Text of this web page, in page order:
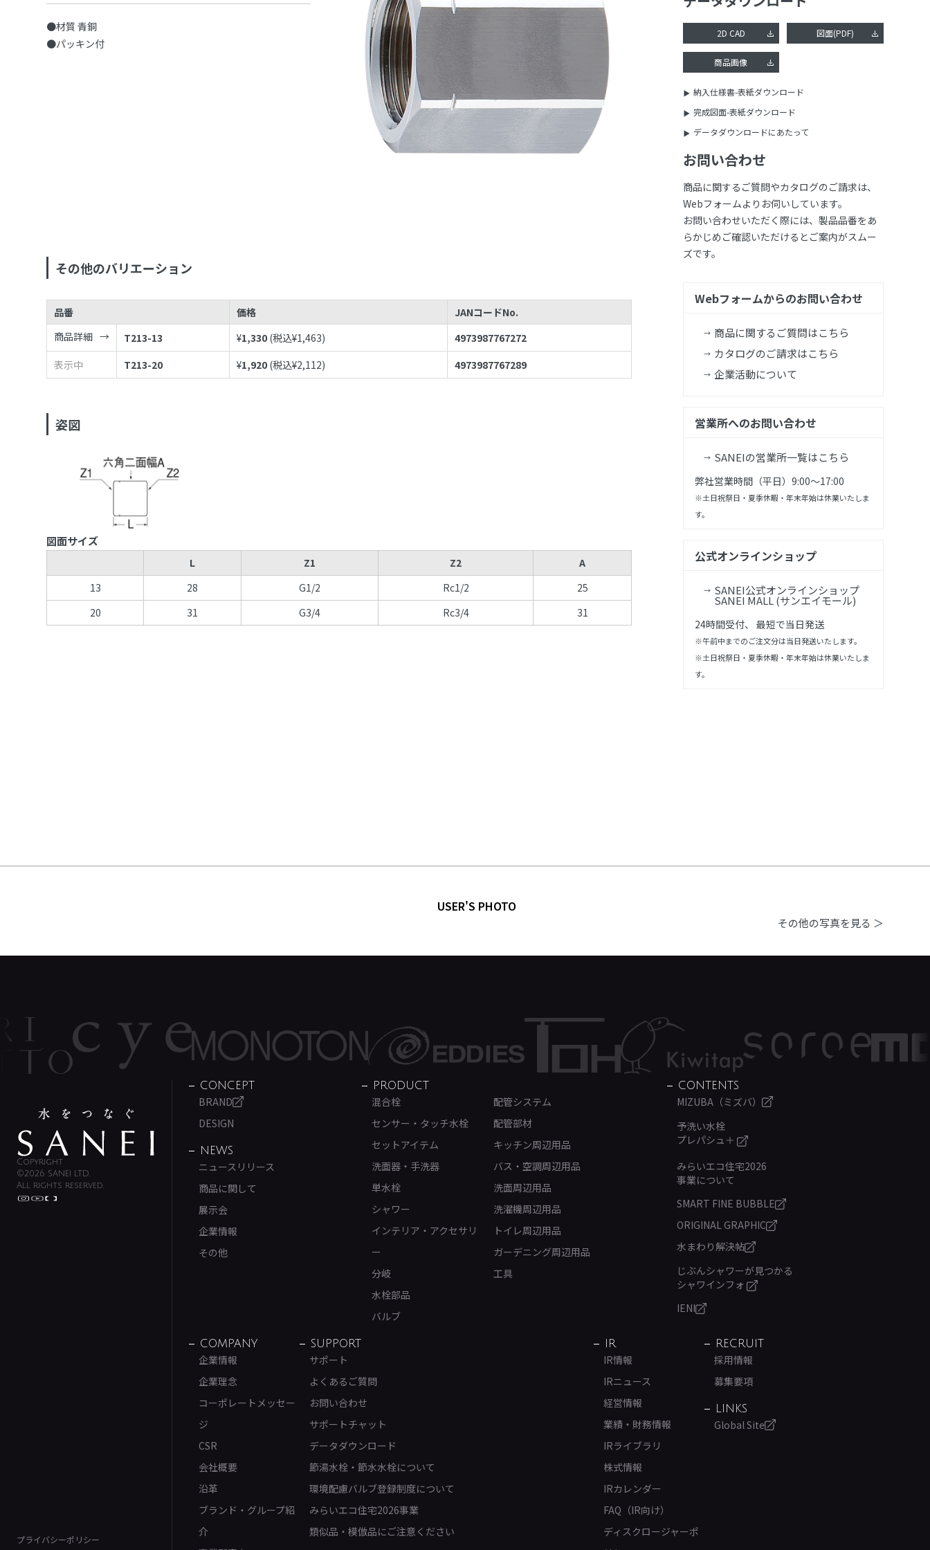
●材質 青銅
●パッキン付
その他のバリエーション
品番 価格
JANコードNo.
商品詳細
T213-13 ¥1,330 (税込¥1,463)
4973987767272
表示中
T213-20 ¥1,920 (税込¥2,112) 4973987767289
姿図
図面サイズ
L Z1 Z2
A
13
28 G1/2 Rc1/2
25
20
31 G3/4 Rc3/4 31
2D CAD 図面(PDF)
商品画像
納入仕様書-表紙ダウンロード
完成図面-表紙ダウンロード
データダウンロードにあたって
お問い合わせ
商品に関するご質問やカタログのご請求は、
Webフォームよりお伺いしています。
お問い合わせいただく際には、製品品番をあ
らかじめご確認いただけるとご案内がスムー
ズです。
Webフォームからのお問い合わせ
商品に関するご質問はこちら
カタログのご請求はこちら
企業活動について
営業所へのお問い合わせ
SANEIの営業所一覧はこちら
弊社営業時間（平日）9:00～17:00
※土日祝祭日・夏季休暇・年末年始は休業いたしま
す。
公式オンラインショップ
SANEI公式オンラインショップ
SANEI MALL (サンエイモール)
24時間受付、 最短で当日発送
※午前中までのご注文分は当日発送いたします。
※土日祝祭日・夏季休暇・年末年始は休業いたしま
す。
USER'S PHOTO
その他の写真を見る ＞
Copyright
©2026 SANEI LTD.
All rights reserved.
プライバシーポリシー
CONCEPT
BRAND
DESIGN
NEWS
ニュースリリース
商品に関して
展示会
企業情報
その他
PRODUCT
混合栓
センサー・タッチ水栓
セットアイテム
洗面器・手洗器
単水栓
シャワー
インテリア・アクセサリ
ー
分岐
水栓部品
バルブ
配管システム
配管部材
キッチン周辺用品
バス・空調周辺用品
洗面周辺用品
洗濯機周辺用品
トイレ周辺用品
ガーデニング周辺用品
工具
CONTENTS
MIZUBA（ミズバ）
予洗い水栓
プレパシュ＋
みらいエコ住宅2026
事業について
SMART FINE BUBBLE
ORIGINAL GRAPHIC
水まわり解決帖
じぶんシャワーが見つかる
シャワインフォ
IENI
COMPANY
企業情報
企業理念
コーポレートメッセー
ジ
CSR
会社概要
沿革
ブランド・グループ紹
介
SUPPORT
サポート
よくあるご質問
お問い合わせ
サポートチャット
データダウンロード
節湯水栓・節水水栓について
環境配慮バルブ登録制度について
みらいエコ住宅2026事業
類似品・模倣品にご注意ください
IR
IR情報
IRニュース
経営情報
業績・財務情報
IRライブラリ
株式情報
IRカレンダー
FAQ（IR向け）
ディスクロージャーポ
RECRUIT
採用情報
募集要項
LINKS
Global Site